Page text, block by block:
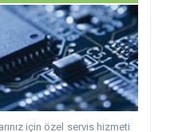
için özel servis hizmeti